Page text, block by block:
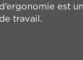
est
travail.